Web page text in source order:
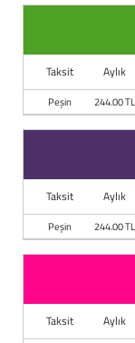
Taksit Aylık
Peşin 244.00 TL
Taksit Aylık
Peşin 244.00 TL
Taksit Aylık